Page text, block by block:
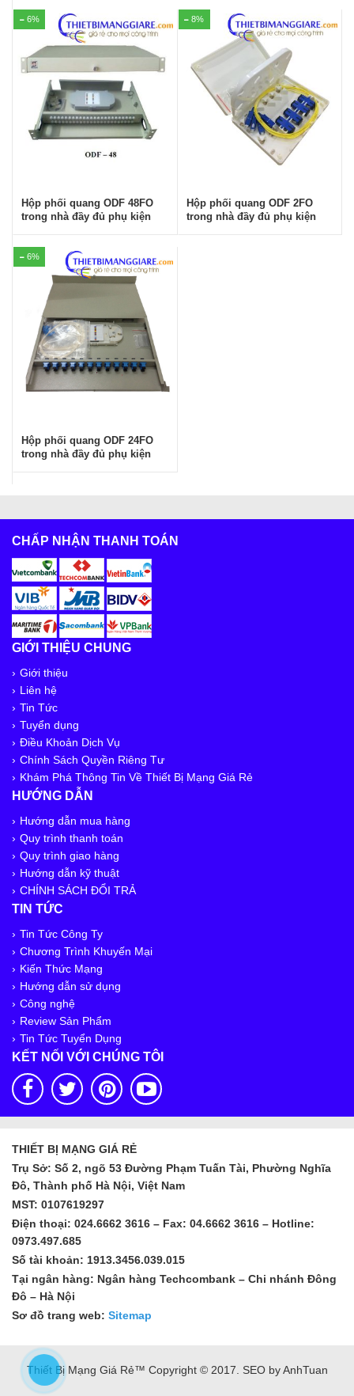
6%
Hộp phối quang ODF 48FO
trong nhà đầy đủ phụ kiện
8%
Hộp phối quang ODF 2FO
trong nhà đầy đủ phụ kiện
6%
Hộp phối quang ODF 24FO
trong nhà đầy đủ phụ kiện
CHẤP NHẬN THANH TOÁN
GIỚI THIỆU CHUNG
Giới thiệu
Liên hệ
Tin Tức
Tuyển dụng
Điều Khoản Dịch Vụ
Chính Sách Quyền Riêng Tư
Khám Phá Thông Tin Về Thiết Bị Mạng Giá Rẻ
HƯỚNG DẪN
Hướng dẫn mua hàng
Quy trình thanh toán
Quy trình giao hàng
Hướng dẫn kỹ thuật
CHÍNH SÁCH ĐỔI TRẢ
TIN TỨC
Tin Tức Công Ty
Chương Trình Khuyến Mại
Kiến Thức Mạng
Hướng dẫn sử dụng
Công nghệ
Review Sản Phẩm
Tin Tức Tuyển Dụng
KẾT NỐI VỚI CHÚNG TÔI
THIẾT BỊ MẠNG GIÁ RẺ
Trụ Sở: Số 2, ngõ 53 Đường Phạm Tuấn Tài, Phường Nghĩa
Đô, Thành phố Hà Nội, Việt Nam
MST: 0107619297
Điện thoại: 024.6662 3616 – Fax: 04.6662 3616 – Hotline:
0973.497.685
Số tài khoản: 1913.3456.039.015
Tại ngân hàng: Ngân hàng Techcombank – Chi nhánh Đông
Đô – Hà Nội
Sơ đồ trang web: Sitemap
Thiết Bị Mạng Giá Rẻ™ Copyright © 2017. SEO by AnhTuan